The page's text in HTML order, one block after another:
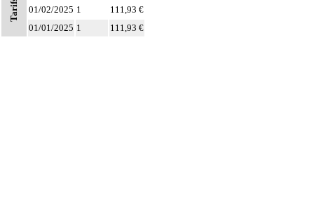
4
vasculaire avec restauration de la continuité par anastomose.
Tarifs
01/02/2025 1
111,93 €
01/01/2025 1 111,93 €